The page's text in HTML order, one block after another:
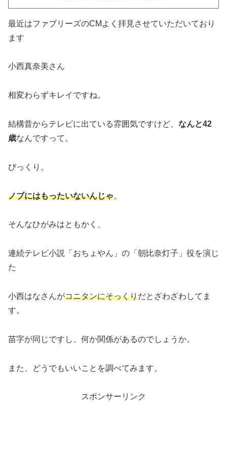
最近はファブリーズのCMよく拝見させていただいており
ます
小西真奈美さん
相変わらずキレイですね。
結構昔からテレビに出ている雰囲気ですけど、 なんと42
歳なんですって。
びっくり。
ノブにはもったいないんじゃ。
そんなひがみはともかく、
連続テレビ小説「おちょやん」の「朝比奈灯子」役を演じ
た
小西はなさんがコニタンにそっくりだとざわざわしてま
す。
苗字が同じですし、何か関係があるのでしょうか。
また、どうでもいいことを調べてみます。
スポンサーリンク